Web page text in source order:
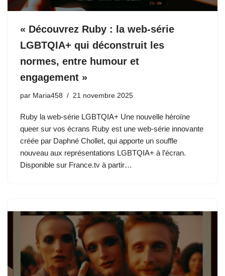
« Découvrez Ruby : la web-série
LGBTQIA+ qui déconstruit les
normes, entre humour et
engagement »
par Maria458 21 novembre 2025
Ruby la web-série LGBTQIA+ Une nouvelle héroïne
queer sur vos écrans Ruby est une web-série innovante
créée par Daphné Chollet, qui apporte un souffle
nouveau aux représentations LGBTQIA+ à l’écran.
Disponible sur France.tv à partir…